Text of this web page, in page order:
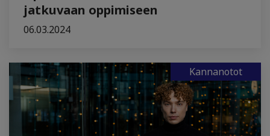
jatkuvaan oppimiseen
06.03.2024
Kannanotot